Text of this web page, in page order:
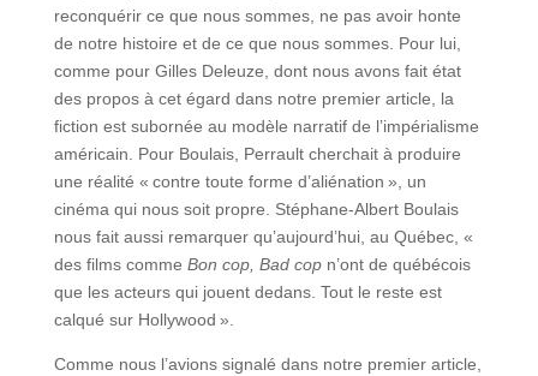
reconquérir ce que nous sommes, ne pas avoir honte
de notre histoire et de ce que nous sommes. Pour lui,
comme pour Gilles Deleuze, dont nous avons fait état
des propos à cet égard dans notre premier article, la
fiction est subornée au modèle narratif de l’impérialisme
américain. Pour Boulais, Perrault cherchait à produire
une réalité « contre toute forme d’aliénation », un
cinéma qui nous soit propre. Stéphane-Albert Boulais
nous fait aussi remarquer qu’aujourd’hui, au Québec, «
des films comme Bon cop, Bad copn’ont de québécois
que les acteurs qui jouent dedans. Tout le reste est
calqué sur Hollywood ».
Comme nous l’avions signalé dans notre premier article,